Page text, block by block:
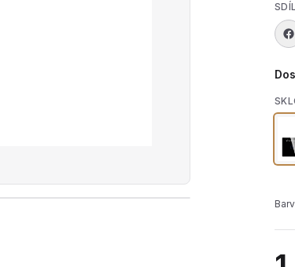
produktové video — Modul dotykového